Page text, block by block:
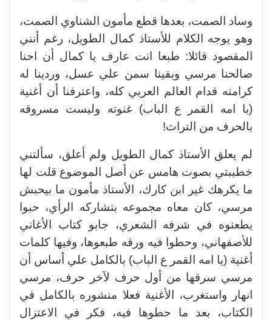
وساد الصمت، بعدها قطع مأمون الشناوي الصمت،
وهو يوجه الكلام للأستاذ كمال الطويل، رغم أنني
المقصود قائلا: طبعا انت عارف يا كمال أن احنا
صالحنا مرسي وبقينا سمن علي عسل، وردينا له
كرامته قدام العالم العربي كله، واعترفنا أن أغنية
(يا امه القمر ع الباب) غنوته وليست مسروقه
بالحرف من التراث!
لم يعلق الأستاذ كمال الطويل ولم أعلق، سألتني
خطيبتي بصوت هامس عن أصل الموضوع قلت لها
ما يكرهك غير ابن كارك، الأستاذ مأمون ما بيحبش
مرسي، كان معاه مجموعه بتشاركه الرأي، حبوا
يطعنوه في شرفه الشعري، جابو كتاب الأغاني
للأصفهاني، وحطوا فيه ورقه طبعوها، وفيها كلمات
أغنية (يا امه القمر ع الباب) بالكامل علي أساس أن
مرسي سرقها من أول حرف لآخر حرف، مرسي
انهار واستغرب، الأغنية فعلا منشوره بالكامل في
الكتاب، بعد ما حطوها فيه، فكر في الاعتزال